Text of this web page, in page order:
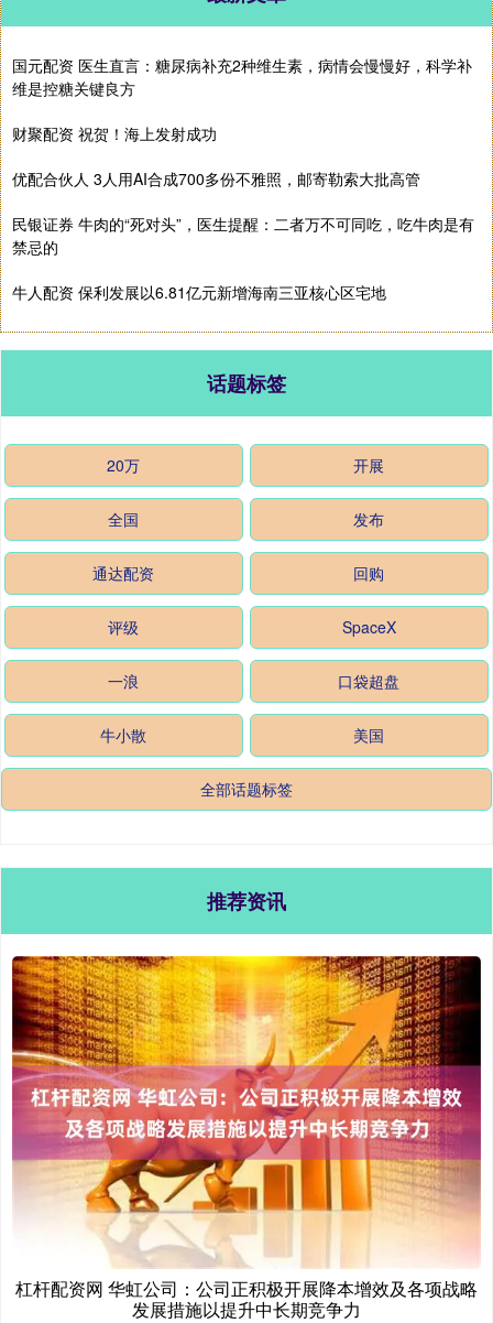
国元配资 医生直言：糖尿病补充2种维生素，病情会慢慢好，科学补
维是控糖关键良方
财聚配资 祝贺！海上发射成功
优配合伙人 3人用AI合成700多份不雅照，邮寄勒索大批高管
民银证券 牛肉的“死对头”，医生提醒：二者万不可同吃，吃牛肉是有
禁忌的
牛人配资 保利发展以6.81亿元新增海南三亚核心区宅地
话题标签
20万 开展
全国 发布
通达配资 回购
评级 SpaceX
一浪 口袋超盘
牛小散 美国
全部话题标签
推荐资讯
杠杆配资网 华虹公司：公司正积极开展降本增效及各项战略
发展措施以提升中长期竞争力